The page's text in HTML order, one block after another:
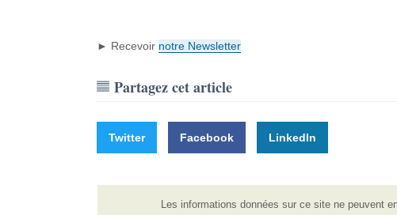
► Recevoir notre Newsletter
Partagez cet article
Twitter Facebook LinkedIn
Les informations données sur ce site ne peuvent